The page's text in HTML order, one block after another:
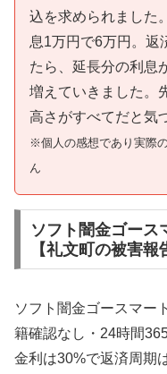
込を求められました
息1万円で6万円。返
たら、延長分の利息
増えていきました。
高さがすべてだと気
※個人の感想であり実際
ん
ソフト闇金ゴース
【礼文町の被害報
ソフト闇金ゴースマー
籍確認なし・24時間
金利は30%で返済周期